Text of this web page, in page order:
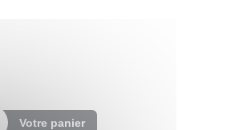
Votre panier